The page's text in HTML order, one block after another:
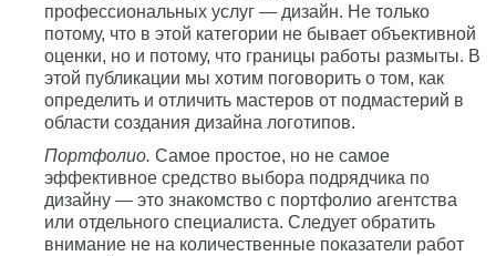
профессиональных услуг — дизайн. Не только
потому, что в этой категории не бывает объективной
оценки, но и потому, что границы работы размыты. В
этой публикации мы хотим поговорить о том, как
определить и отличить мастеров от подмастерий в
области создания дизайна логотипов.
Портфолио. Самое простое, но не самое
эффективное средство выбора подрядчика по
дизайну — это знакомство с портфолио агентства
или отдельного специалиста. Следует обратить
внимание не на количественные показатели работ